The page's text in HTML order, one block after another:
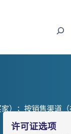
）；按销售渠道
许可证选项